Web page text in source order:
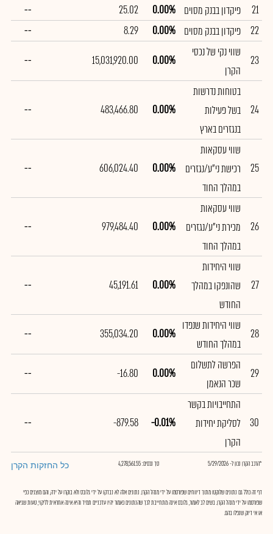
21 פיקדון בבנק מסוים 0.00%
25.02
--
22
פיקדון בבנק מסוים 0.00%
8.29
--
23
שווי נקי של נכסי
הקרן
0.00%
15,031,920.00
--
24
בטוחות נדרשות
בשל פעילות
בנגזרים בארץ
0.00%
483,466.80
--
25
שווי עסקאות
רכישת ני"ע/נגזרים
במהלך החוד
0.00%
606,024.40
--
26
שווי עסקאות
מכירת ני"ע/נגזרים
במהלך החוד
0.00%
979,484.40
--
27
שווי היחידות
שהונפקו במהלך
החודש
0.00%
45,191.61
--
28
שווי היחידות שנפדו
במהלך החודש
0.00%
355,034.20
--
29
הפרשה לתשלום
שכר הנאמן
0.00%
-16.80
--
30
התחייבויות בקשר
לסליקת יחידות
הקרן
-0.01%
-879.58
--
*הרכב הקרן נכון ל- 5/29/2026 סך נכסים: 4,278,561.55 כל החזקות הקרן
דף זה כולל גם נתונים שלוקטו מתוך דיווחים שפורסמו על ידי מנהל הקרן. נתונים אלה לא נבדקו על ידי גלובס ולא בוקרו על ידה, והם מוצגים כפי
שפורסמו על ידי מנהל הקרן. בשים לב לאמור, גלובס אינה מתחייבת לכך שהנתונים כאמור יהיו עדכניים תמיד והיא אינה אחראית לליקוי, טעות שגיאה
או אי דיוק שנפלו בהם.